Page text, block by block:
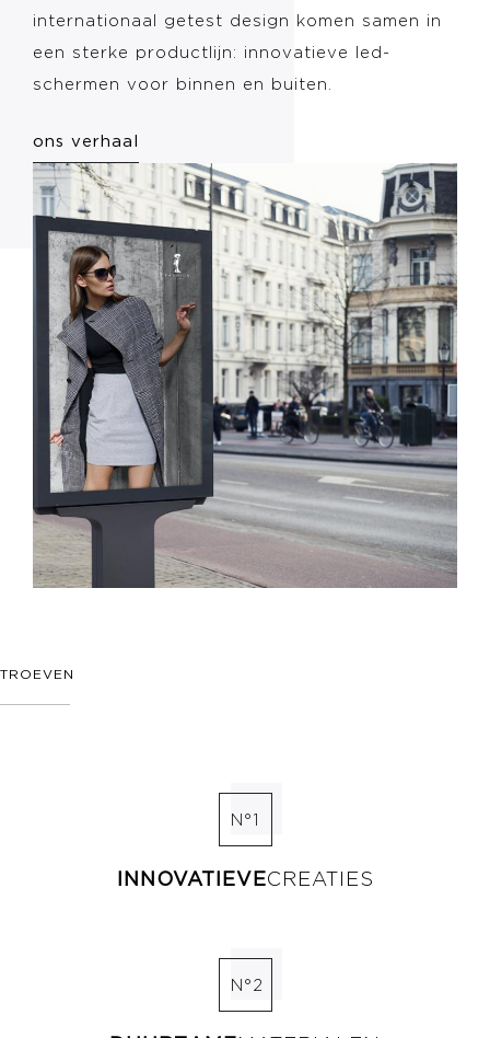
internationaal getest design komen samen in
een sterke productlijn: innovatieve led-
schermen voor binnen en buiten.
ons verhaal
TROEVEN
N°1
INNOVATIEVECREATIES
N°2